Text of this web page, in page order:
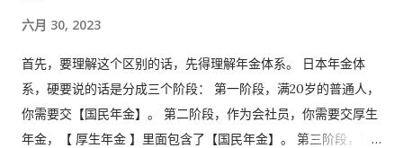
六月 30, 2023
首先，要理解这个区别的话，先得理解年金体系。 日本年金体
系，硬要说的话是分成三个阶段： 第一阶段，满20岁的普通人，
你需要交【国民年金】。 第二阶段，作为会社员，你需要交厚生
年金，【 厚生年金 】里面包含了【国民年金】。 第三阶段，究